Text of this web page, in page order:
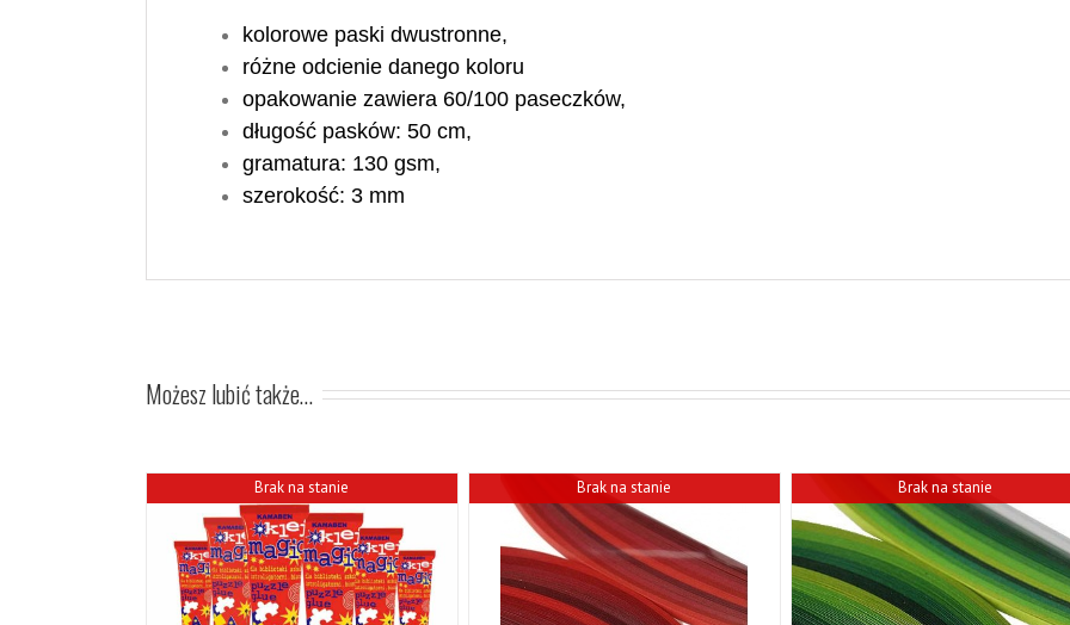
kolorowe paski dwustronne,
różne odcienie danego koloru
opakowanie zawiera 60/100 paseczków,
długość pasków: 50 cm,
gramatura: 130 gsm,
szerokość: 3 mm
Możesz lubić także…
Brak na stanie Brak na stanie Brak na stanie